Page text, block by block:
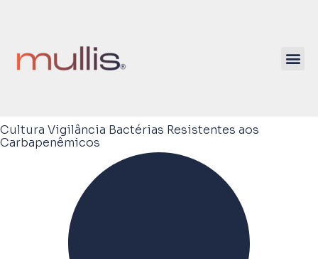
Cultura Vigilância Bactérias Resistentes aos
Carbapenêmicos